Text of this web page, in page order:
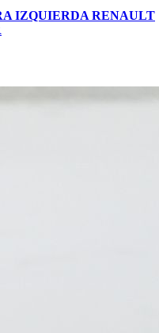
IZQUIERDA RENAULT